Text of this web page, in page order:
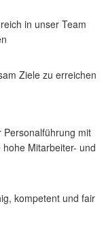
in unser Team
Ziele zu erreichen
mit
Mitarbeiter- und
kompetent und fair